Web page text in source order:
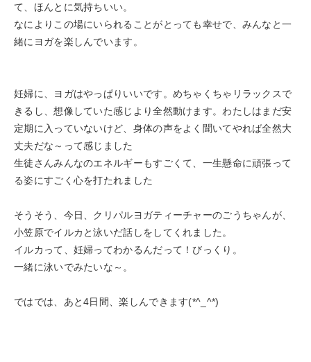
て、ほんとに気持ちいい。
なによりこの場にいられることがとっても幸せで、みんなと一
緒にヨガを楽しんでいます。
妊婦に、ヨガはやっぱりいいです。めちゃくちゃリラックスで
きるし、想像していた感じより全然動けます。わたしはまだ安
定期に入っていないけど、身体の声をよく聞いてやれば全然大
丈夫だな～って感じました
生徒さんみんなのエネルギーもすごくて、一生懸命に頑張って
る姿にすごく心を打たれました
そうそう、今日、クリパルヨガティーチャーのごうちゃんが、
小笠原でイルカと泳いだ話しをしてくれました。
イルカって、妊婦ってわかるんだって！びっくり。
一緒に泳いでみたいな～。
ではでは、あと4日間、楽しんできます(*^_^*)